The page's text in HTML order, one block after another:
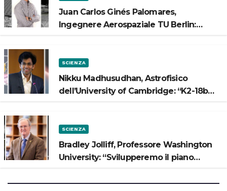
Juan Carlos Ginés Palomares,
Ingegnere Aerospaziale TU Berlin:
SCIENZA
Nikku Madhusudhan, Astrofisico
dell’University of Cambridge: “K2-18b
SCIENZA
Bradley Jolliff, Professore Washington
University: “Svilupperemo il piano